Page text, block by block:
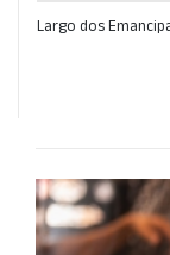
Largo dos